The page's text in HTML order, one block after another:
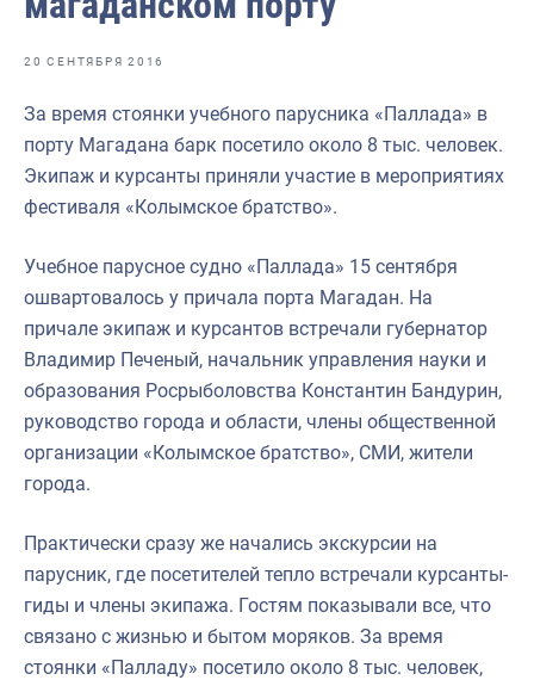
Отраслевые СМИ
Выставки и конференции
Научно-практическая литература
Рыбоохрана России
Отрасль в цифрах
Большая африканская экспедиция
Укрепление духовно-нравственных ценностей
20 СЕНТЯБРЯ 2016
За время стоянки учебного парусника «Паллада» в
порту Магадана барк посетило около 8 тыс. человек.
Экипаж и курсанты приняли участие в мероприятиях
фестиваля «Колымское братство».
Учебное парусное судно «Паллада» 15 сентября
ошвартовалось у причала порта Магадан. На
причале экипаж и курсантов встречали губернатор
Владимир Печеный, начальник управления науки и
образования Росрыболовства Константин Бандурин,
руководство города и области, члены общественной
организации «Колымское братство», СМИ, жители
города.
Практически сразу же начались экскурсии на
парусник, где посетителей тепло встречали курсанты-
гиды и члены экипажа. Гостям показывали все, что
связано с жизнью и бытом моряков. За время
стоянки «Палладу» посетило около 8 тыс. человек,